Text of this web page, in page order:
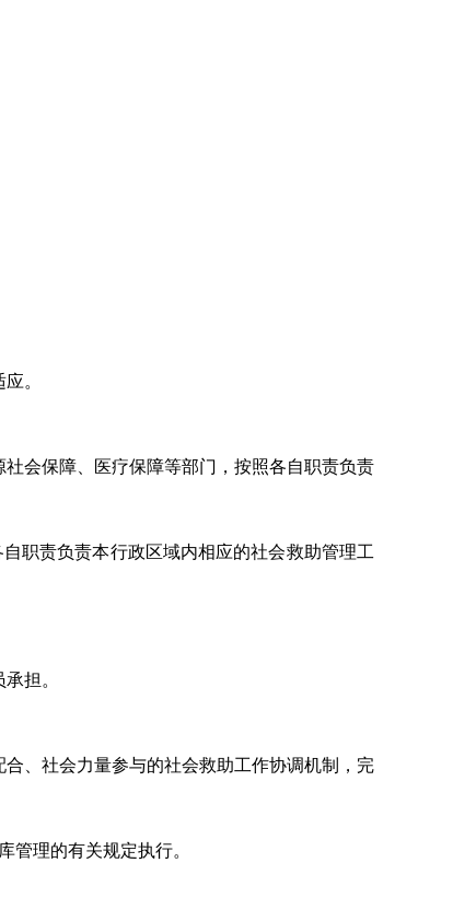
。
会保障、医疗保障等部门，按照各自职责负责
职责负责本行政区域内相应的社会救助管理工
担。
、社会力量参与的社会救助工作协调机制，完
管理的有关规定执行。